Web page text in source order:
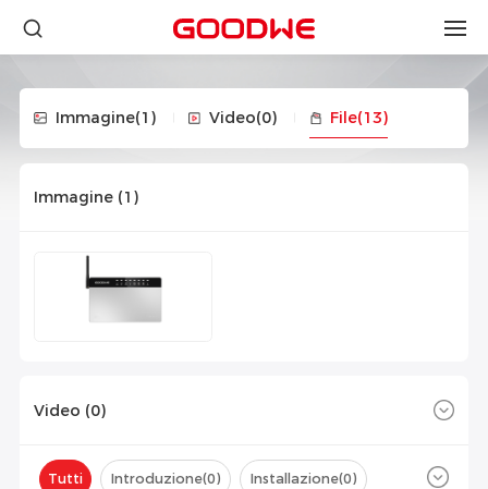
Immagine(1) Video(0) File(13)
Immagine (1 )
Video (0)
Tutti Introduzione(0) Installazione(0)